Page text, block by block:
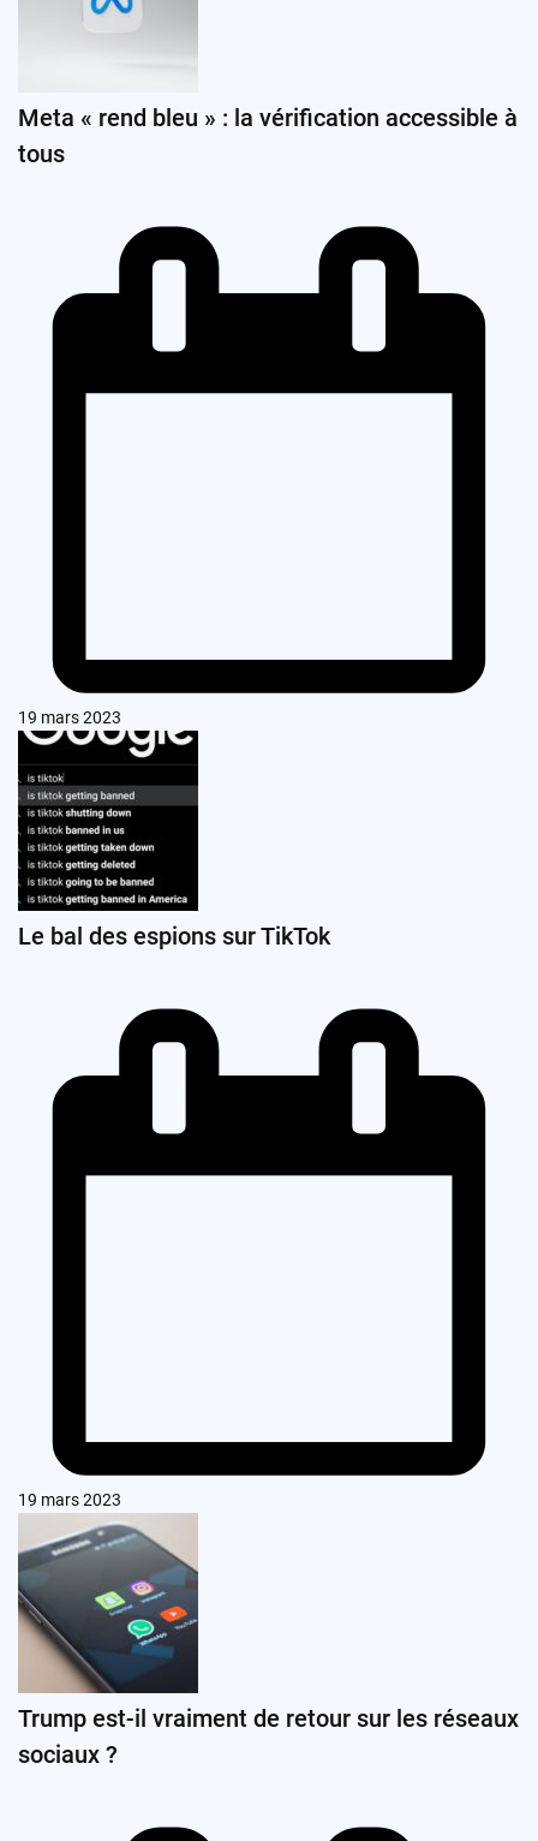
Meta « rend bleu » : la vérification accessible à
tous
19 mars 2023
Le bal des espions sur TikTok
19 mars 2023
Trump est-il vraiment de retour sur les réseaux
sociaux ?